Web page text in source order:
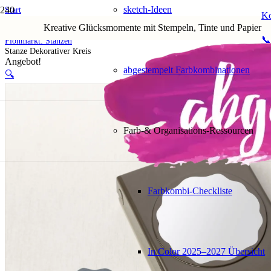
Kreative Glücksmomente mit Stempeln, Tinte und Papier
sketch-Ideen
abgestempelt Farbkombinationen
Farb-& Organisations-Ressourcen
Farbkombi-Checkliste
In Color 2025–2027 Übersicht
Start
5. Flohmarkt
Flohmarkt: Stanzen
Stanze Dekorativer Kreis
Angebot!
🔍